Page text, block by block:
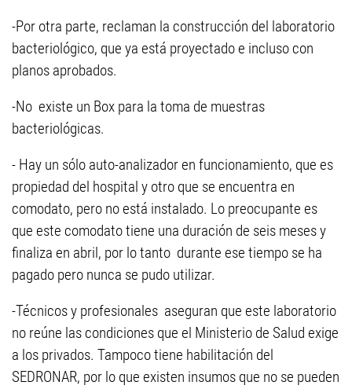
-Por otra parte, reclaman la construcción del laboratorio
bacteriológico, que ya está proyectado e incluso con
planos aprobados.
-No existe un Box para la toma de muestras
bacteriológicas.
- Hay un sólo auto-analizador en funcionamiento, que es
propiedad del hospital y otro que se encuentra en
comodato, pero no está instalado. Lo preocupante es
que este comodato tiene una duración de seis meses y
finaliza en abril, por lo tanto durante ese tiempo se ha
pagado pero nunca se pudo utilizar.
-Técnicos y profesionales aseguran que este laboratorio
no reúne las condiciones que el Ministerio de Salud exige
a los privados. Tampoco tiene habilitación del
SEDRONAR, por lo que existen insumos que no se pueden